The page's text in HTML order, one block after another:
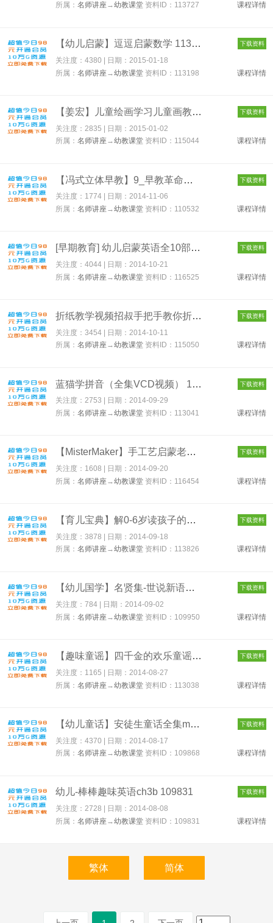
所属：名师讲座→幼教课堂 资料ID：113727 课程详情
【幼儿启蒙】逗逗启蒙数学 113198 下载资料
关注度：4380 | 日期：2015-01-18
所属：名师讲座→幼教课堂 资料ID：113198 课程详情
【姜宏】儿童绘画学习儿童画教学视频全100课 115044 下载资料
关注度：2835 | 日期：2015-01-02
所属：名师讲座→幼教课堂 资料ID：115044 课程详情
【冯式立体早教】9_早教革命电子书ch3b 110532 下载资料
关注度：1774 | 日期：2014-11-06
所属：名师讲座→幼教课堂 资料ID：110532 课程详情
[早期教育] 幼儿启蒙英语全10部光盘版下载 116525 下载资料
关注度：4044 | 日期：2014-10-21
所属：名师讲座→幼教课堂 资料ID：116525 课程详情
折纸教学视频招叔手把手教你折纸(全93讲)下载 115050 下载资料
关注度：3454 | 日期： 2014-10-11
所属：名师讲座→幼教课堂 资料ID：115050 课程详情
蓝猫学拼音（全集VCD视频） 113041 下载资料
关注度：2753 | 日期：2014-09-29
所属：名师讲座→幼教课堂 资料ID：113041 课程详情
【MisterMaker】手工艺启蒙老师教学视频合辑全6季下载 116454 下载资料
关注度：1608 | 日期：2014-09-20
所属：名师讲座→幼教课堂 资料ID：116454 课程详情
【育儿宝典】解0-6岁读孩子的敏感期 113826 下载资料
关注度：3878 | 日期： 2014-09-18
所属：名师讲座→幼教课堂 资料ID：113826 课程详情
【幼儿国学】名贤集-世说新语中华成语千句MP3音频合集ch3b 10995... 下载资料
关注度：784 | 日期：2014-09-02
所属：名师讲座→幼教课堂 资料ID：109950 课程详情
【趣味童谣】四千金的欢乐童谣（全集） 113038 下载资料
关注度：1165 | 日期：2014-08-27
所属：名师讲座→幼教课堂 资料ID：113038 课程详情
【幼儿童话】安徒生童话全集mp3版【19CD】ch3b 109868 下载资料
关注度：4370 | 日期： 2014-08-17
所属：名师讲座→幼教课堂 资料ID：109868 课程详情
幼儿-棒棒趣味英语ch3b 109831 下载资料
关注度：2728 | 日期：2014-08-08
所属：名师讲座→幼教课堂 资料ID：109831 课程详情